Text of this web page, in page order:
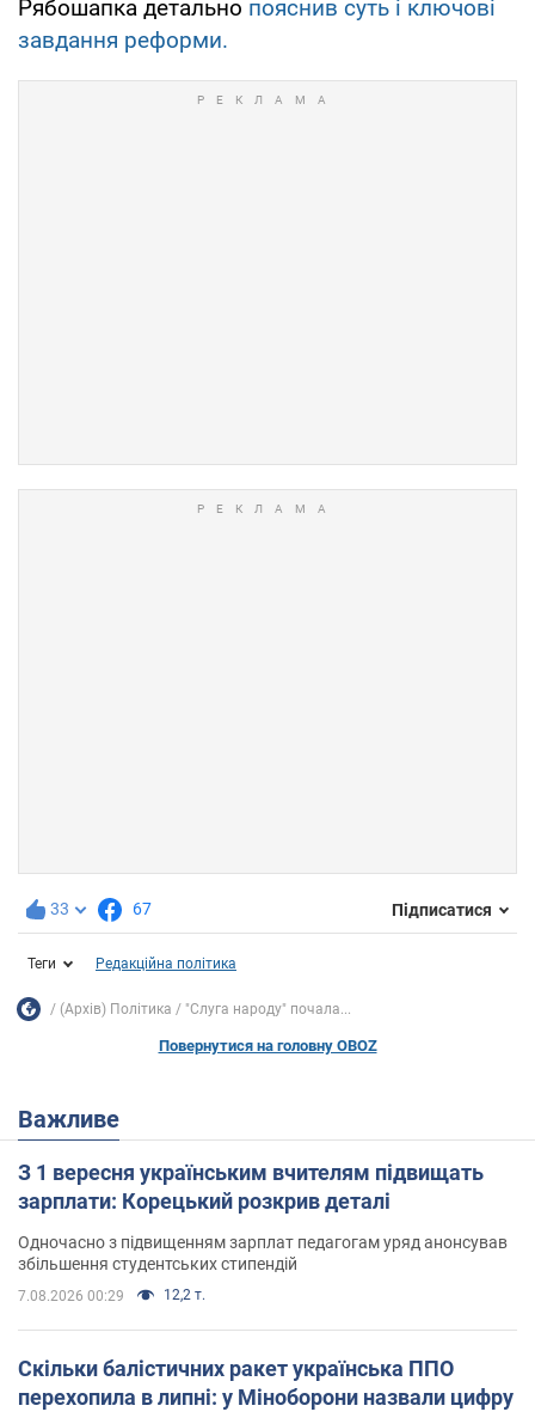
Рябошапка детально пояснив суть і ключові
завдання реформи.
33 67 Підписатися
Теги Редакційна політика
(Архів) Політика "Слуга народу" почала...
Повернутися на головну OBOZ
Важливе
З 1 вересня українським вчителям підвищать
зарплати: Корецький розкрив деталі
Одночасно з підвищенням зарплат педагогам уряд анонсував
збільшення студентських стипендій
7.08.2026 00:29 12,2 т.
Скільки балістичних ракет українська ППО
перехопила в липні: у Міноборони назвали цифру